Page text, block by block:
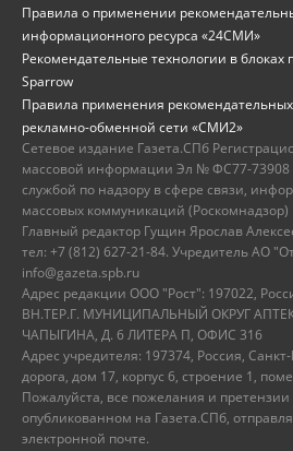
Правила о применении
информационного ресурса «24СМИ»
Рекомендательные технологии в
Sparrow
Правила применения
рекламно-обменной сети «СМИ2»
Сетевое издание Газета.СПб
массовой информации Эл № ФС77-
службой по надзору в сфере связи,
массовых коммуникаций (Роскомнадзор)
Главный редактор Гущин Ярослав
тел: +7 (812) 627-21-84. Учредитель АО
info@gazeta.spb.ru
Адрес редакции ООО "Рост": 197022,
ВН.ТЕР.Г. МУНИЦИПАЛЬНЫЙ ОКРУГ
ЧАПЫГИНА, Д. 6 ЛИТЕРА П, ОФИС 316
Адрес учредителя: 197374, Россия,
дорога, дом 17, корпус 6, строение 1,
Пожалуйста, все пожелания и претензии
опубликованном на Газета.СПб,
электронной почте.